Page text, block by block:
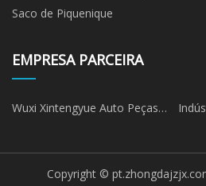
Saco de Piquenique
EMPRESA PARCEIRA
Wuxi Xintengyue Auto Peças
Copyright ©